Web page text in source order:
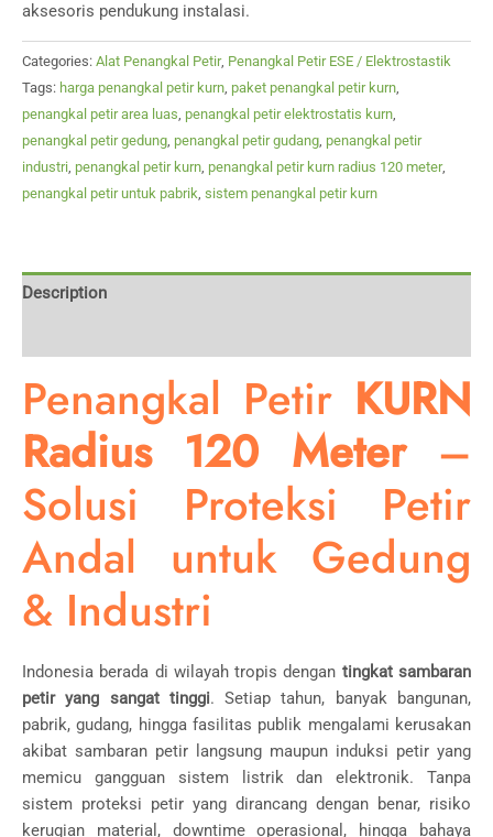
aksesoris pendukung instalasi.
Categories: Alat Penangkal Petir, Penangkal Petir ESE / Elektrostastik
Tags: harga penangkal petir kurn, paket penangkal petir kurn,
penangkal petir area luas, penangkal petir elektrostatis kurn,
penangkal petir gedung, penangkal petir gudang, penangkal petir
industri, penangkal petir kurn, penangkal petir kurn radius 120 meter,
penangkal petir untuk pabrik, sistem penangkal petir kurn
Description
Penangkal Petir KURN
Radius 120 Meter–
Solusi Proteksi Petir
Andal untuk Gedung
& Industri
Indonesia berada di wilayah tropis dengan tingkat sambaran
petir yang sangat tinggi. Setiap tahun, banyak bangunan,
pabrik, gudang, hingga fasilitas publik mengalami kerusakan
akibat sambaran petir langsung maupun induksi petir yang
memicu gangguan sistem listrik dan elektronik. Tanpa
sistem proteksi petir yang dirancang dengan benar, risiko
kerugian material, downtime operasional, hingga bahaya